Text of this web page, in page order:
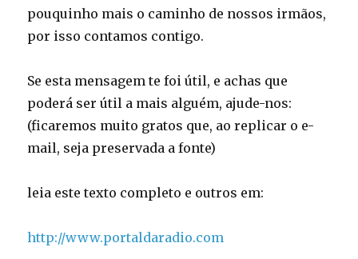
pouquinho mais o caminho de nossos irmãos,
por isso contamos contigo.
Se esta mensagem te foi útil, e achas que
poderá ser útil a mais alguém, ajude-nos:
(ficaremos muito gratos que, ao replicar o e-
mail, seja preservada a fonte)
leia este texto completo e outros em:
http://www.portaldaradio.com